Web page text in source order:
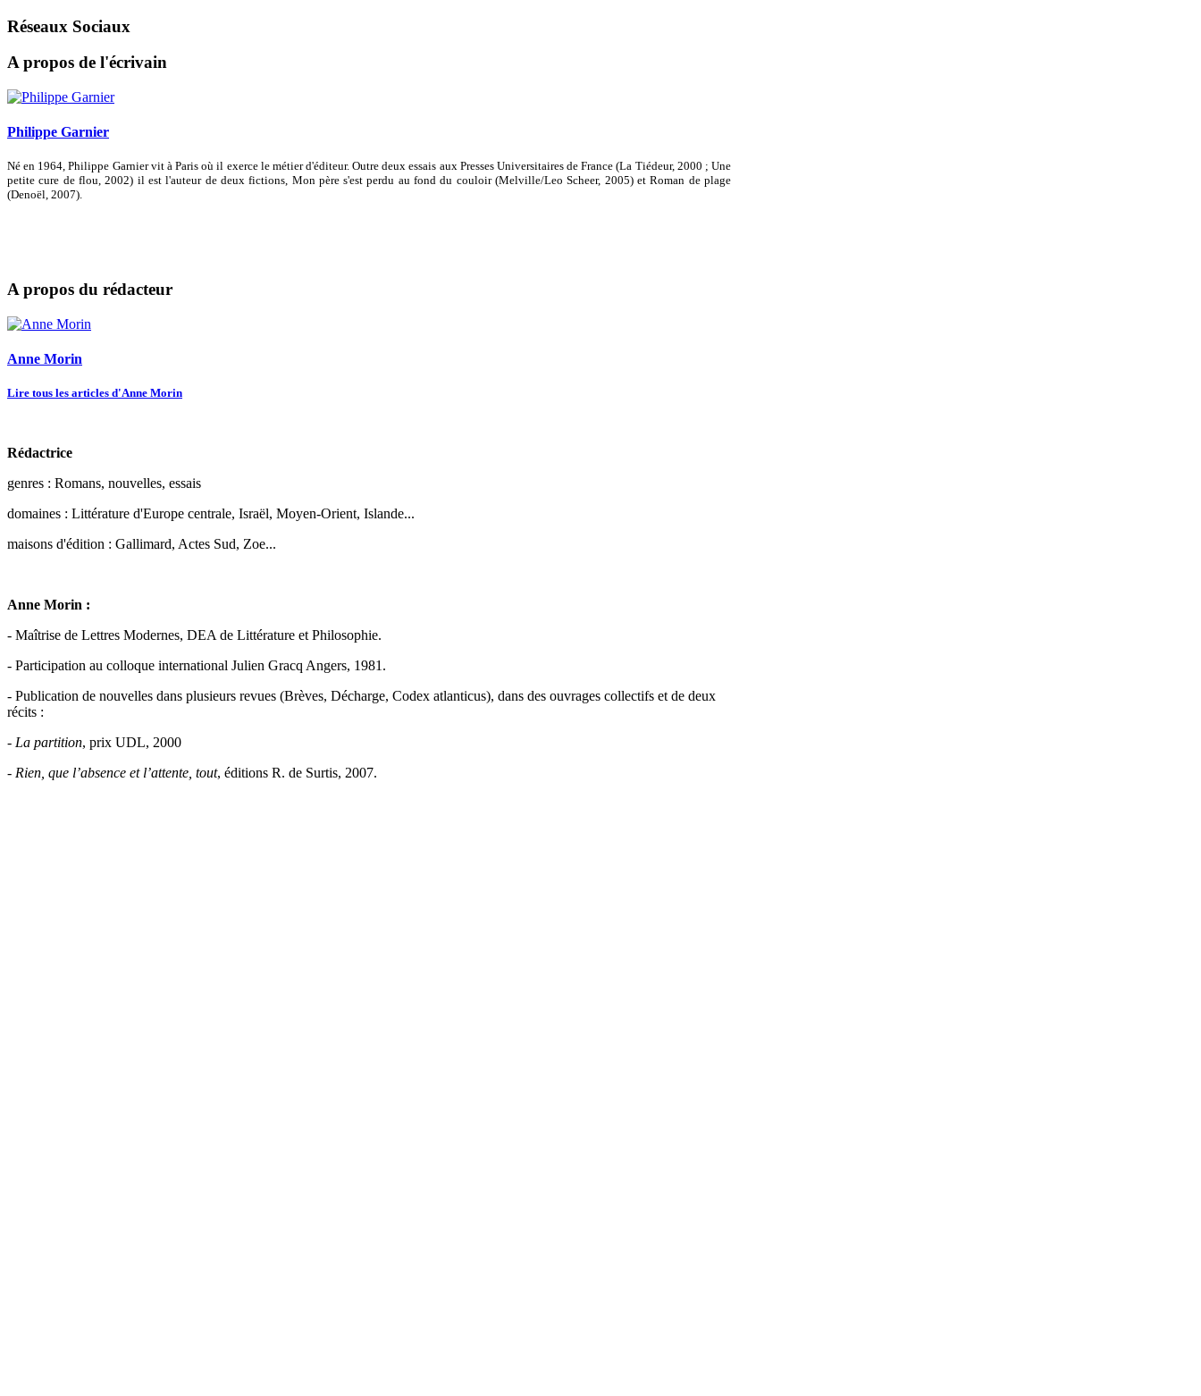
Réseaux Sociaux
A propos de l'écrivain
Philippe Garnier
Né en 1964, Philippe Garnier vit à Paris où il exerce le métier d'éditeur. Outre deux essais aux Presses Universitaires de France (La Tiédeur, 2000 ; Une
petite cure de flou, 2002) il est l'auteur de deux fictions, Mon père s'est perdu au fond du couloir (Melville/Leo Scheer, 2005) et Roman de plage
(Denoël, 2007).
A propos du rédacteur
Anne Morin
Lire tous les articles d'Anne Morin
Rédactrice
genres : Romans, nouvelles, essais
domaines : Littérature d'Europe centrale, Israël, Moyen-Orient, Islande...
maisons d'édition : Gallimard, Actes Sud, Zoe...
Anne Morin :
- Maîtrise de Lettres Modernes, DEA de Littérature et Philosophie.
- Participation au colloque international Julien Gracq Angers, 1981.
- Publication de nouvelles dans plusieurs revues (Brèves, Décharge, Codex atlanticus), dans des ouvrages collectifs et de deux
récits :
- La partition, prix UDL, 2000
- Rien, que l’absence et l’attente, tout, éditions R. de Surtis, 2007.